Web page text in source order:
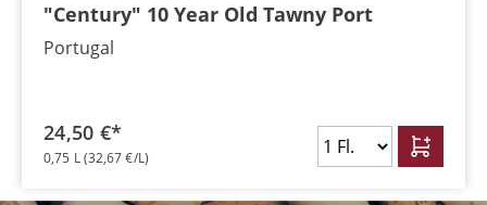
"Century" 10 Year Old Tawny Port
Portugal
24,50 €*
0,75 L(32,67 €/L)